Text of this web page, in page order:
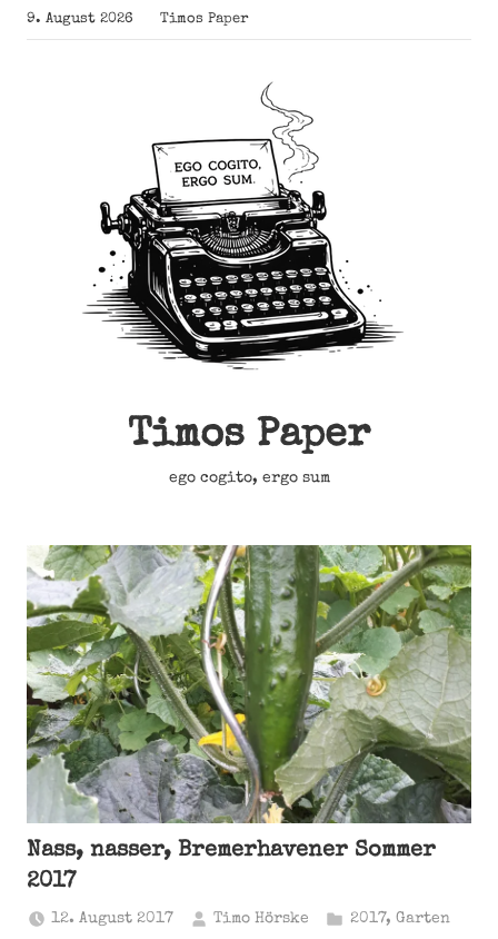
Zum
Inhalt
9. August 2026 Timos Paper
Timos Paper
ego cogito, ergo sum
Nass, nasser, Bremerhavener Sommer
2017
12. August 2017 Timo Hörske 2017, Garten